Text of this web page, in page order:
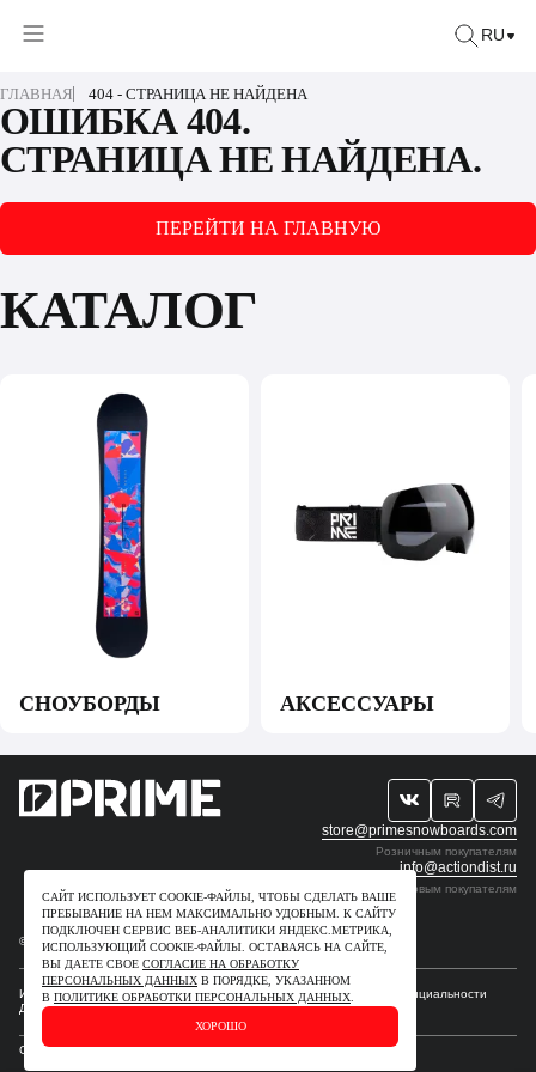
RU
ГЛАВНАЯ 404 - СТРАНИЦА НЕ НАЙДЕНА
ОШИБКА 404.
СТРАНИЦА НЕ НАЙДЕНА.
ПЕРЕЙТИ НА ГЛАВНУЮ
КАТАЛОГ
СНОУБОРДЫ АКСЕССУАРЫ
САЙТ ИСПОЛЬЗУЕТ COOKIE-ФАЙЛЫ, ЧТОБЫ СДЕЛАТЬ ВАШЕ
ПРЕБЫВАНИЕ НА НЕМ МАКСИМАЛЬНО УДОБНЫМ. К САЙТУ
ПОДКЛЮЧЕН СЕРВИС ВЕБ-АНАЛИТИКИ ЯНДЕКС.МЕТРИКА,
ИСПОЛЬЗУЮЩИЙ СOOKIE-ФАЙЛЫ. ОСТАВАЯСЬ НА САЙТЕ,
ВЫ ДАЕТЕ СВОЕ СОГЛАСИЕ НА ОБРАБОТКУ
ПЕРСОНАЛЬНЫХ ДАННЫХ В ПОРЯДКЕ, УКАЗАННОМ
В ПОЛИТИКЕ ОБРАБОТКИ ПЕРСОНАЛЬНЫХ ДАННЫХ
ХОРОШО
store@primesnowboards.com
Розничным покупателям
info@actiondist.ru
Оптовым покупателям
© 2009-2026. ИП Рудчик Ю.В. Все права защищены.
Интеллектуальные праваДля правообладателейПолитика конфиденциальности
Договор–оферта
Сделано в